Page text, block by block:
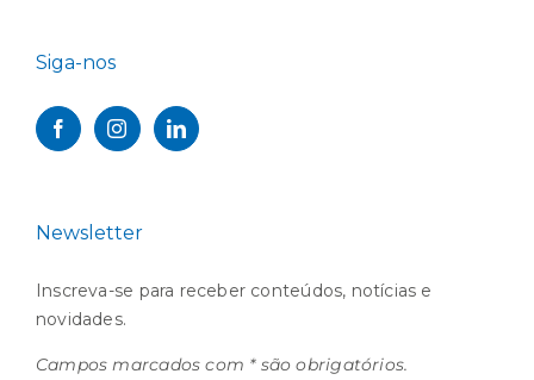
Siga-nos
Newsletter
Inscreva-se para receber conteúdos, notícias e
novidades.
Campos marcados com * são obrigatórios.